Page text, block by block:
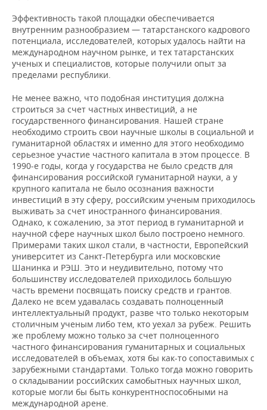
Эффективность такой площадки обеспечивается
внутренним разнообразием — татарстанского кадрового
потенциала, исследователей, которых удалось найти на
международном научном рынке, и тех татарстанских
ученых и специалистов, которые получили опыт за
пределами республики.
Не менее важно, что подобная институция должна
строиться за счет частных инвестиций, а не
государственного финансирования. Нашей стране
необходимо строить свои научные школы в социальной и
гуманитарной областях и именно для этого необходимо
серьезное участие частного капитала в этом процессе. В
1990-е годы, когда у государства не было средств для
финансирования российской гуманитарной науки, а у
крупного капитала не было осознания важности
инвестиций в эту сферу, российским ученым приходилось
выживать за счет иностранного финансирования.
Однако, к сожалению, за этот период в гуманитарной и
научной сфере научных школ было построено немного.
Примерами таких школ стали, в частности, Европейский
университет из Санкт-Петербурга или московские
Шанинка и РЭШ. Это и неудивительно, потому что
большинству исследователей приходилось большую
часть времени посвящать поиску средств и грантов.
Далеко не всем удавалась создавать полноценный
интеллектуальный продукт, разве что только некоторым
столичным ученым либо тем, кто уехал за рубеж. Решить
же проблему можно только за счет полноценного
частного финансирования гуманитарных и социальных
исследователей в объемах, хотя бы как-то сопоставимых с
зарубежными стандартами. Только тогда можно говорить
о складывании российских самобытных научных школ,
которые могли бы быть конкурентноспособными на
международной арене.